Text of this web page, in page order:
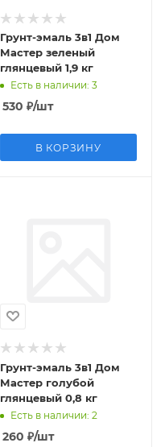
Грунт-эмаль 3в1 Дом
Мастер зеленый
глянцевый 1,9 кг
Есть в наличии: 3
530 ₽/шт
В КОРЗИНУ
Грунт-эмаль 3в1 Дом
Мастер голубой
глянцевый 0,8 кг
Есть в наличии: 2
260 ₽/шт